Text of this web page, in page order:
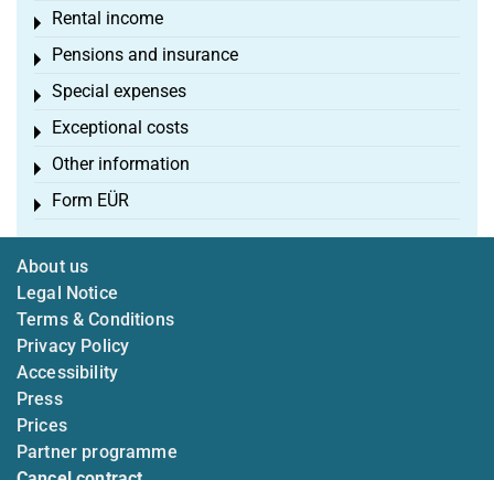
Rental income
Toggle menu
Pensions and insurance
Toggle menu
Special expenses
Toggle menu
Exceptional costs
Toggle menu
Other information
Toggle menu
Form EÜR
Toggle menu
About us
Legal Notice
Terms & Conditions
Privacy Policy
Accessibility
Press
Prices
Partner programme